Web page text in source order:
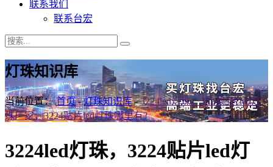
联系我们
联系台宏
灯珠知识库
当前位置：首页-灯珠知识库-3224led灯珠，3224贴片led灯
珠厂家，3224贴片led灯珠哪里有?
3224led灯珠，3224贴片led灯